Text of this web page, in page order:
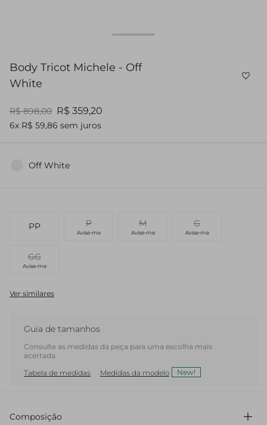
Body Tricot Michele - Off
White
R$ 898,00 R$ 359,20
6x R$ 59,86 sem juros
Off White
PP P
Avise-me
M
Avise-me
G
Avise-me
GG
Avise-me
Ver similares
Guia de tamanhos
Consulte as medidas da peça para uma escolha mais
acertada
Tabela de medidas
Medidas da modelo New!
Composição